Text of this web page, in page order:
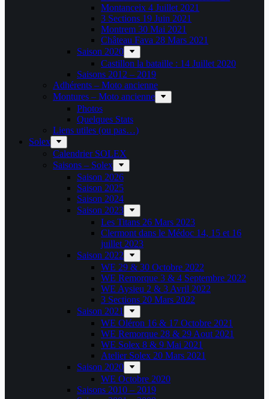
Montanceix 4 Juillet 2021
3 Sections 19 Juin 2021
Montrem 30 Mai 2021
Château Fava 28 Mars 2021
Saison 2020
Castillon la bataille : 14 Juillet 2020
Saisons 2012 – 2019
Adhérents – Moto ancienne
Montures – Moto ancienne
Photos
Quelques Stats
Liens utiles (ou pas…)
Solex
Calendrier SOLEX
Saisons – Solex
Saison 2026
Saison 2025
Saison 2024
Saison 2023
Les Titans 26 Mars 2023
Clermont dans le Médoc 14, 15 et 16
juillet 2023
Saison 2022
WE 29 & 30 Octobre 2022
WE Remorque 3 & 4 Septembre 2022
WE Aysieu 2 & 3 Avril 2022
3 Sections 20 Mars 2022
Saison 2021
WE Oléron 16 & 17 Octobre 2021
WE Remorque 28 & 29 Aout 2021
WE Solex 8 & 9 Mai 2021
Atelier Solex 20 Mars 2021
Saison 2020
WE Octobre 2020
Saisons 2010 – 2019